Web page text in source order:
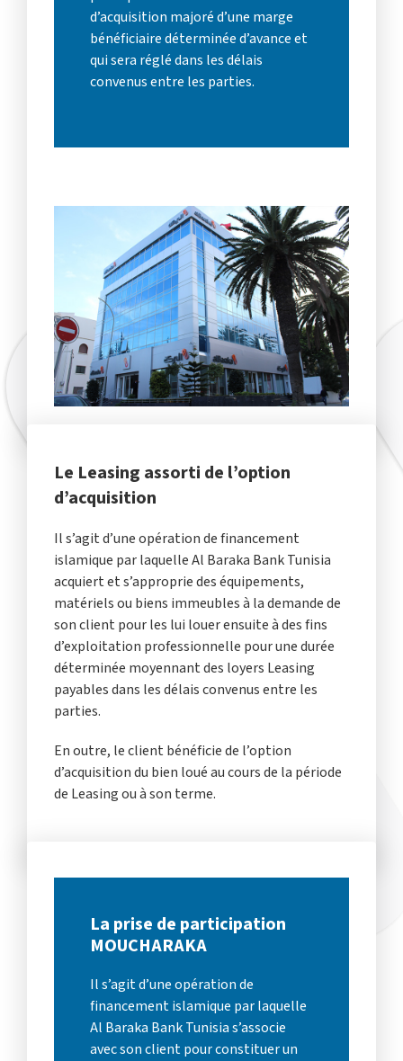
d’acquisition majoré d’une marge
bénéficiaire déterminée d’avance et
qui sera réglé dans les délais
convenus entre les parties.
Le Leasing assorti de l’option
d’acquisition
Il s’agit d’une opération de financement
islamique par laquelle Al Baraka Bank Tunisia
acquiert et s’approprie des équipements,
matériels ou biens immeubles à la demande de
son client pour les lui louer ensuite à des fins
d’exploitation professionnelle pour une durée
déterminée moyennant des loyers Leasing
payables dans les délais convenus entre les
parties.
En outre, le client bénéficie de l’option
d’acquisition du bien loué au cours de la période
de Leasing ou à son terme.
La prise de participation
MOUCHARAKA
Il s’agit d’une opération de
financement islamique par laquelle
Al Baraka Bank Tunisia s’associe
avec son client pour constituer un